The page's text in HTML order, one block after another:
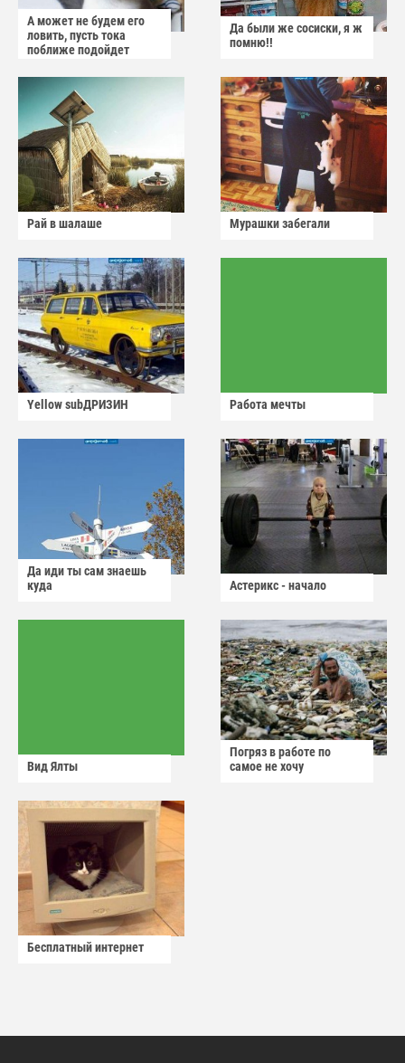
А может не будем его
ловить, пусть тока
поближе подойдет
Да были же сосиски, я ж
помню!!
Рай в шалаше Мурашки забегали
Yellow subДРИЗИН Работа мечты
Да иди ты сам знаешь
куда
Астерикс - начало
Вид Ялты
Погряз в работе по
самое не хочу
Бесплатный интернет